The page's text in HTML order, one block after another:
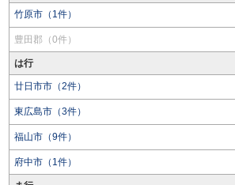
竹原市（1件）
豊田郡（0件）
は行
廿日市市（2件）
東広島市（3件）
福山市（9件）
府中市（1件）